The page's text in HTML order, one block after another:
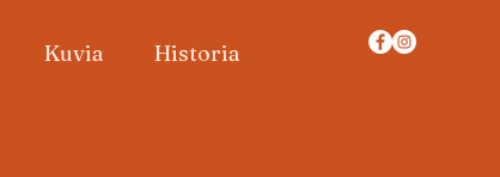
Kuvia Historia